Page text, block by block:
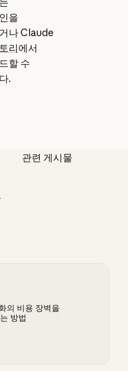
을
나 Claude
리에서
할 수
.
관련 게시물
의 비용 장벽을
방법